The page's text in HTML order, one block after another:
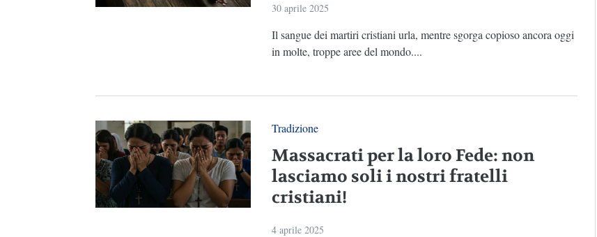
30 aprile 2025
Il sangue dei martiri cristiani urla, mentre sgorga copioso ancora oggi
in molte, troppe aree del mondo....
Tradizione
Massacrati per la loro Fede: non
lasciamo soli i nostri fratelli
cristiani!
4 aprile 2025